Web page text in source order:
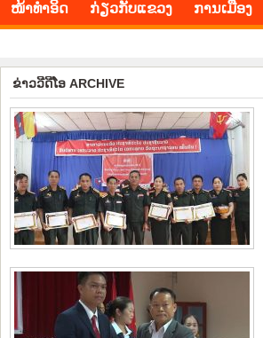
ໜ້າ​ທຳ​ອິດ ​ກ່ຽວ​ກັບ​ແຂວງ ​ການ​ເມືອງ
ຂ່າວ​ວີ​ດີ​ໂອ ARCHIVE